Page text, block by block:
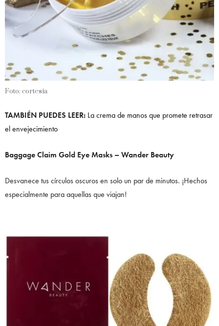
Foto: cortesía
TAMBIÉN PUEDES LEER: La crema de manos que promete retrasar
el envejecimiento
Baggage Claim Gold Eye Masks – Wander Beauty
Desvanece tus círculos oscuros en solo un par de minutos. ¡Hechos
especialmente para aquellas que viajan!